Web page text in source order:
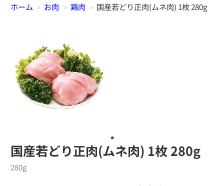
ホーム > お肉 > 鶏肉 > 国産若どり正肉(ムネ肉) 1枚 280g
国産若どり正肉(ムネ肉) 1枚 280g
280g